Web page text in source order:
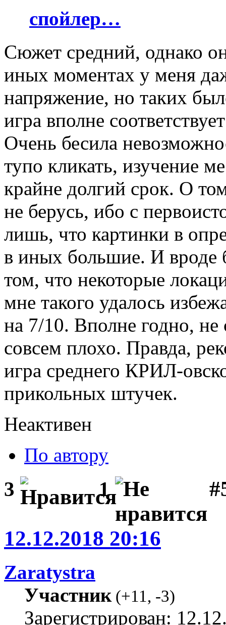
спойлер…
Сюжет средний, однако
иных моментах у меня
напряжение, но таких
игра вполне
Очень бесила
тупо кликать, изучение
крайне долгий срок. О
не берусь, ибо с
лишь, что картинки в
в иных большие. И вроде
том, что некоторые
мне такого удалось
на 7/10. Вполне годно,
совсем плохо. Правда,
игра среднего КРИЛ-
прикольных штучек.
Неактивен
По автору
3 1
12.12.2018 20:16
Zaratystra
Участник(+11, -3)
Зарегистрирован: